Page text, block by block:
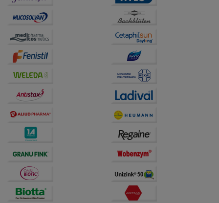
unserer Website sammeln, mit deren Hilfe wir unsere
Website weiter für Sie optimieren können, den Inhalt
auf unserer Website aber auch die Werbung auf
Drittseiten möglichst relevant für Sie zu gestalten.
Bitte beachten Sie, dass Daten hierfür teilweise an
Dritte wie z.B. Google oder soziale Medien
übertragen werden.